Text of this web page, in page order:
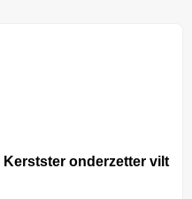
Kerstster onderzetter vilt